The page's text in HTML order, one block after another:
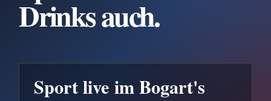
Drinks auch.
Sport live im Bogart's